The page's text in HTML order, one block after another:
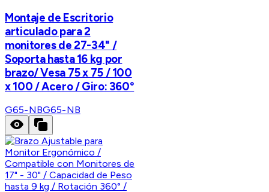
Montaje de Escritorio
articulado para 2
monitores de 27-34" /
Soporta hasta 16 kg por
brazo/ Vesa 75 x 75 / 100
x 100 / Acero / Giro: 360°
G65-NBG65-NB